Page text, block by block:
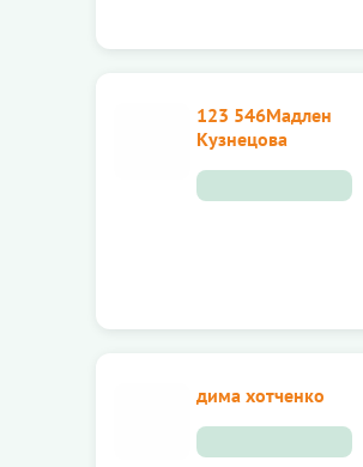
123 546Мадлен
Кузнецова
дима хотченко